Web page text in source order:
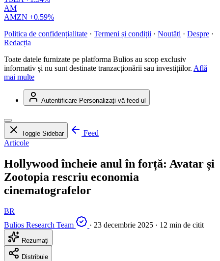
AM
AMZN +0.59%
Politica de confidențialitate · Termeni și condiții · Noutăți · Despre ·
Redacția
Toate datele furnizate pe platforma Bulios au scop exclusiv
informativ și nu sunt destinate tranzacționării sau investițiilor. Află
mai multe
Autentificare Personalizați-vă feed-ul
Toggle Sidebar
Feed
Articole
Hollywood încheie anul în forță: Avatar și
Zootopia rescriu economia
cinematografelor
BR
Bulios Research Team
· 23 decembrie 2025 · 12 min de citit
Rezumați
Distribuie